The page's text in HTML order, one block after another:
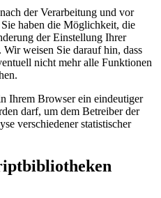
der Verarbeitung und vor
haben die Möglichkeit, die
der Einstellung Ihrer
weisen Sie darauf hin, dass
nicht mehr alle Funktionen
Ihrem Browser ein eindeutiger
darf, um dem Betreiber der
verschiedener statistischer